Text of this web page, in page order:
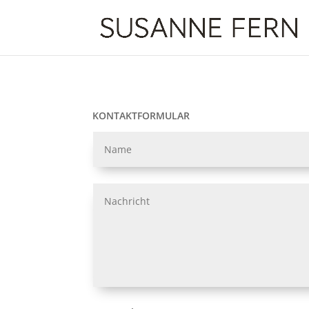
KONTAKTFORMULAR